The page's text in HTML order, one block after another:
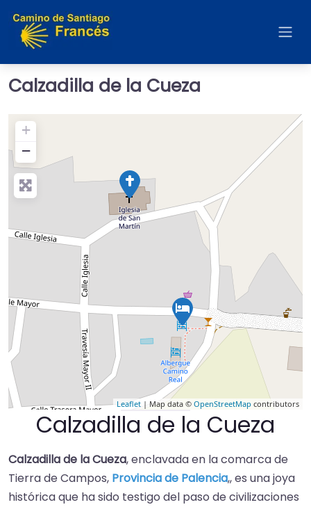
Calzadilla de la Cueza
+
−
Leaflet | Map data © OpenStreetMap contributors
Calzadilla de la Cueza
Calzadilla de la Cueza, enclavada en la comarca de
Tierra de Campos, Provincia de Palencia,, es una joya
histórica que ha sido testigo del paso de civilizaciones